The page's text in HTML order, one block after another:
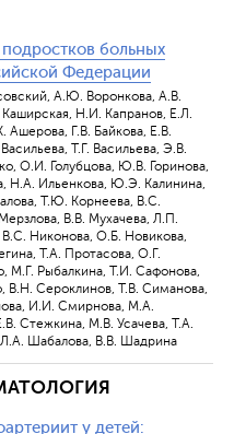
больных
Федерации
А.Ю. Воронкова, A.В.
Н.И. Капранов, Е.Л.
Г.В. Байкова, Е.В.
Т.Г. Васильева, Э.В.
О.И. Голубцова, Ю.В. Горинова,
Н.А. Ильенкова, Ю.Э. Калинина,
Т.Ю. Корнеева, В.С.
В.В. Мухачева, Л.П.
Никонова, О.Б. Новикова,
Т.А. Протасова, О.Г.
М.Г. Рыбалкина, Т.И. Сафонова,
В.Н. Сероклинов, Т.В. Симанова,
И.И. Смирнова, М.А.
Стежкина, М.В. Усачева, Т.А.
Шабалова, В.В. Шадрина
у детей: